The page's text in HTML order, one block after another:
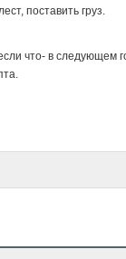
поставить груз.
что- в следующем